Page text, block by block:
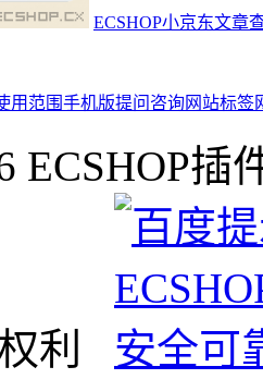
ECSHOP小京东文章
用范围手机版提问咨询 网站标签
ECSHOP插
利